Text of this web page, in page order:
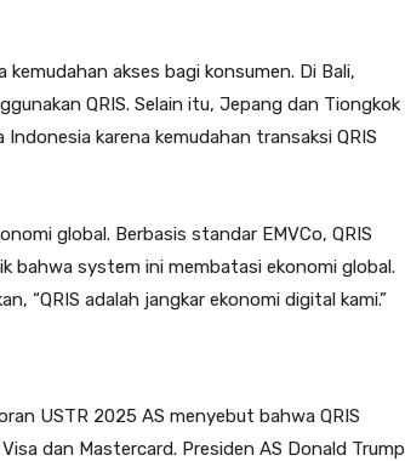
akses bagi konsumen. Di Bali,
QRIS. Selain itu, Jepang dan Tiongkok
karena kemudahan transaksi QRIS
global. Berbasis standar EMVCo, QRIS
bahwa system ini membatasi ekonomi global.
“QRIS adalah jangkar ekonomi digital kami.”
USTR 2025 AS menyebut bahwa QRIS
dan Mastercard. Presiden AS Donald Trump